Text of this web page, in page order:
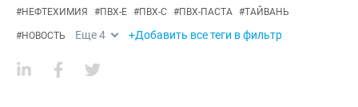
#НЕФТЕХИМИЯ #ПВХ-Е #ПВХ-С #ПВХ-ПАСТА #ТАЙВАНЬ
#НОВОСТЬ Еще4 +Добавить все теги в фильтр